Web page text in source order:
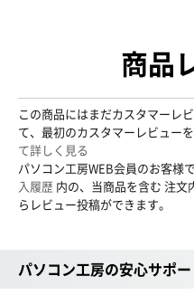
商品
この商品にはまだカスタマーレ
て、最初のカスタマーレビュー
て詳しく見る
パソコン工房WEB会員のお客様
入履歴 内の、当商品を含む 注
らレビュー投稿ができます。
パソコン工房の安心サポー